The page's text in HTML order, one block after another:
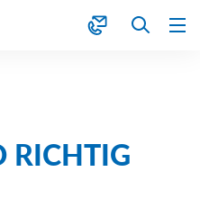
RICHTIG